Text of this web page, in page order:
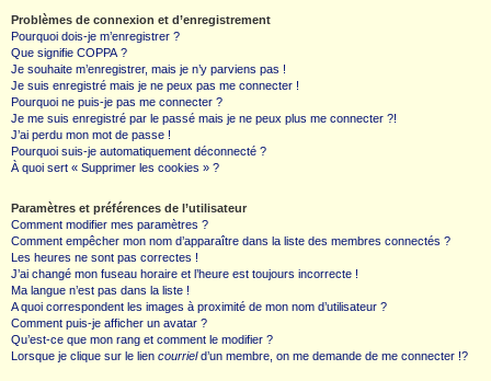
Problèmes de connexion et d’enregistrement
Pourquoi dois-je m’enregistrer ?
Que signifie COPPA ?
Je souhaite m’enregistrer, mais je n’y parviens pas !
Je suis enregistré mais je ne peux pas me connecter !
Pourquoi ne puis-je pas me connecter ?
Je me suis enregistré par le passé mais je ne peux plus me connecter ?!
J’ai perdu mon mot de passe !
Pourquoi suis-je automatiquement déconnecté ?
À quoi sert « Supprimer les cookies » ?
Paramètres et préférences de l’utilisateur
Comment modifier mes paramètres ?
Comment empêcher mon nom d’apparaître dans la liste des membres connectés ?
Les heures ne sont pas correctes !
J’ai changé mon fuseau horaire et l’heure est toujours incorrecte !
Ma langue n’est pas dans la liste !
A quoi correspondent les images à proximité de mon nom d’utilisateur ?
Comment puis-je afficher un avatar ?
Qu’est-ce que mon rang et comment le modifier ?
Lorsque je clique sur le lien courrield’un membre, on me demande de me connecter !?